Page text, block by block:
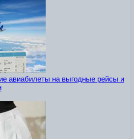
авиабилеты на выгодные рейсы и